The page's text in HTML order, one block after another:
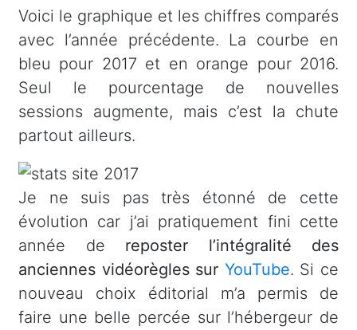
Voici le graphique et les chiffres comparés
avec l’année précédente. La courbe en
bleu pour 2017 et en orange pour 2016.
Seul le pourcentage de nouvelles
sessions augmente, mais c’est la chute
partout ailleurs.
Je ne suis pas très étonné de cette
évolution car j’ai pratiquement fini cette
année de reposter l’intégralité des
anciennes vidéorègles sur YouTube. Si ce
nouveau choix éditorial m’a permis de
faire une belle percée sur l’hébergeur de